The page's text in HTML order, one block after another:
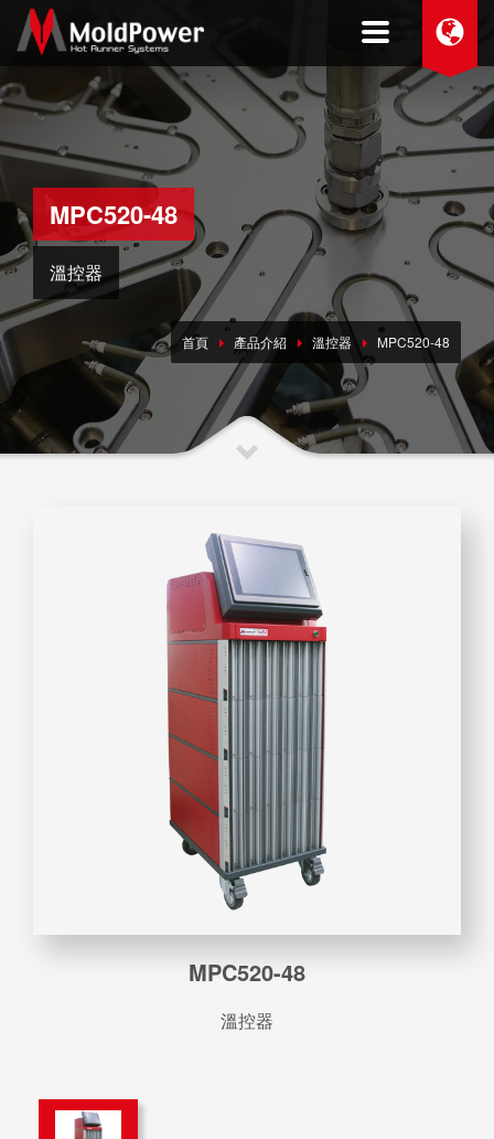
MPC520-48
溫控器
首頁 產品介紹 溫控器 MPC520-48
MPC520-48
溫控器